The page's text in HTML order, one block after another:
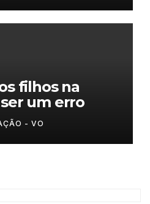
filhos na
um erro
- VO